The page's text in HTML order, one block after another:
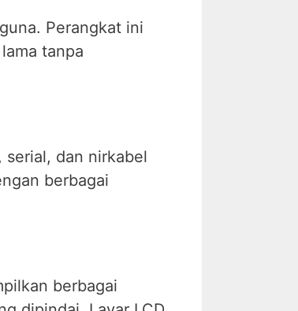
Perangkat ini
tanpa
serial, dan nirkabel
berbagai
berbagai